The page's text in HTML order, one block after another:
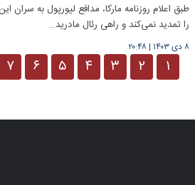
طبق اعلام روزنامه مارکا، مدافع لیورپول به سران
را تمدید نمی‌کند و راهی رئال مادرید…
۸ دی ۱۴۰۳ |۲۰:۴۸
۱ ۲ ۳ ۴ ۵ ۶ ۷